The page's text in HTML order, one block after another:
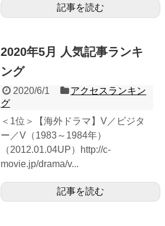
記事を読む
2020年5月 人気記事ランキ
ング
2020/6/1
アクセスランキン
グ
＜1位＞【海外ドラマ】V／ビジタ
ー／V（1983～1984年）
（2012.01.04UP）http://c-
movie.jp/drama/v...
記事を読む